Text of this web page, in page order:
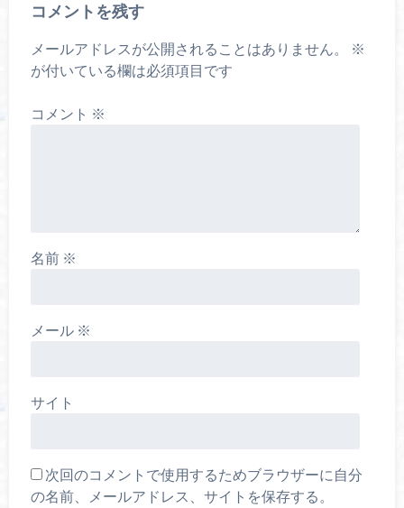
コメントを残す
メールアドレスが公開されることはありません。
※
が付いている欄は必須項目です
コメント ※
名前 ※
メール ※
サイト
次回のコメントで使用するためブラウザーに自分
の名前、メールアドレス、サイトを保存する。